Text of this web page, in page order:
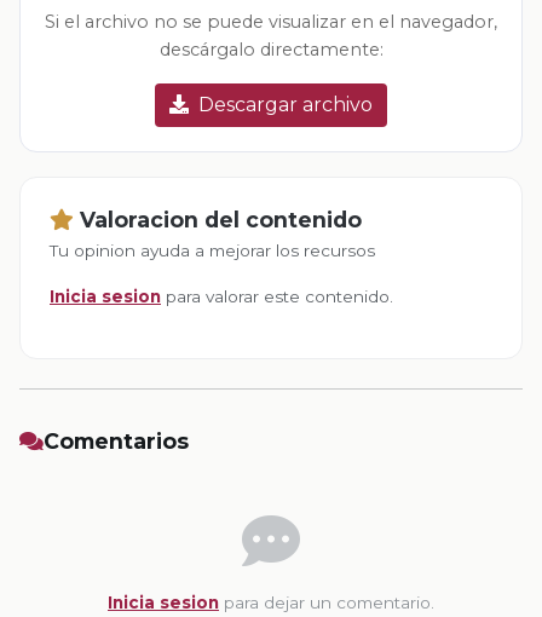
Si el archivo no se puede visualizar en el navegador,
descárgalo directamente:
Descargar archivo
Valoracion del contenido
Tu opinion ayuda a mejorar los recursos
Inicia sesion para valorar este contenido.
Comentarios
Inicia sesion para dejar un comentario.